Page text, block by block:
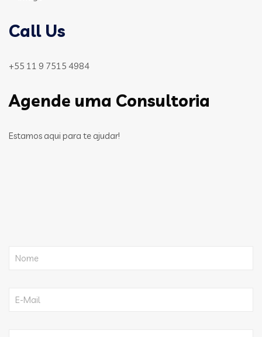
Call Us
+55 11 9 7515 4984
Agende uma Consultoria
Estamos aqui para te ajudar!